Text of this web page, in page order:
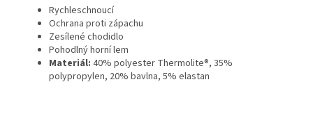
Rychleschnoucí
Ochrana proti zápachu
Zesílené chodidlo
Pohodlný horní lem
Materiál: 40% polyester Thermolite®, 35%
polypropylen, 20% bavlna, 5% elastan